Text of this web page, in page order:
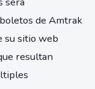
de Amtrak
su sitio web
resultan